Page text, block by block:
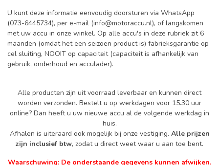
U kunt deze informatie eenvoudig doorsturen via WhatsApp
(073-6445734), per e-mail (info@motoraccu.nl), of langskomen
met uw accu in onze winkel. Op alle accu's in deze rubriek zit 6
maanden (omdat het een seizoen product is) fabrieksgarantie op
cel sluiting, NOOIT op capaciteit (capaciteit is afhankelijk van
gebruik, onderhoud en acculader).
Alle producten zijn uit voorraad leverbaar en kunnen direct
worden verzonden. Bestelt u op werkdagen voor 15.30 uur
online? Dan heeft u uw nieuwe accu al de volgende werkdag in
huis.
Afhalen is uiteraard ook mogelijk bij onze vestiging. Alle prijzen
zijn inclusief btw, zodat u direct weet waar u aan toe bent.
Waarschuwing: De onderstaande gegevens kunnen afwijken.